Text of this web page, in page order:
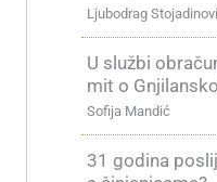
Ljubodrag
U službi
mit o
Sofija Mandić
31 godina